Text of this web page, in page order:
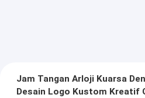
Jam Tangan Arloji Kuarsa
Desain Logo Kustom Kreatif